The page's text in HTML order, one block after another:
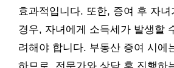
효과적입니다. 또한, 증여 후 자
경우, 자녀에게 소득세가 발생할
려해야 합니다. 부동산 증여 시에